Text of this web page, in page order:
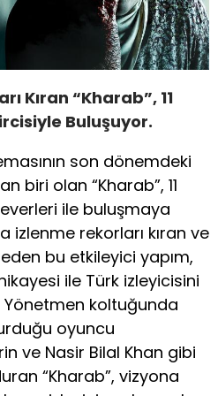
Kıran “Kharab”, 11
Buluşuyor.
son dönemdeki
biri olan “Kharab”, 11
ile buluşmaya
izlenme rekorları kıran ve
bu etkileyici yapım,
ile Türk izleyicisini
koltuğunda
oyuncu
ve Nasir Bilal Khan gibi
“Kharab”, vizyona